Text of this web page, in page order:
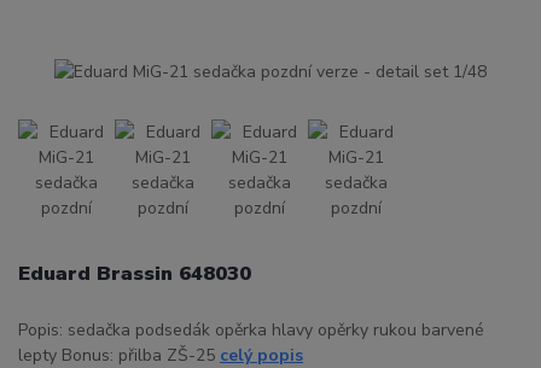
Eduard Brassin 648030
Popis: sedačka podsedák opěrka hlavy opěrky rukou barvené
lepty Bonus: přilba ZŠ-25 celý popis